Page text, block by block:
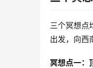
三个冥想点
出发，向西
冥想点一：